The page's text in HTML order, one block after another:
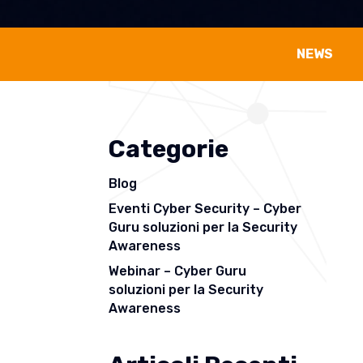
NEWS
Categorie
Blog
Eventi Cyber Security – Cyber
Guru soluzioni per la Security
Awareness
Webinar – Cyber Guru
soluzioni per la Security
Awareness